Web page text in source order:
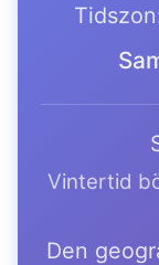
Vintertid
Den